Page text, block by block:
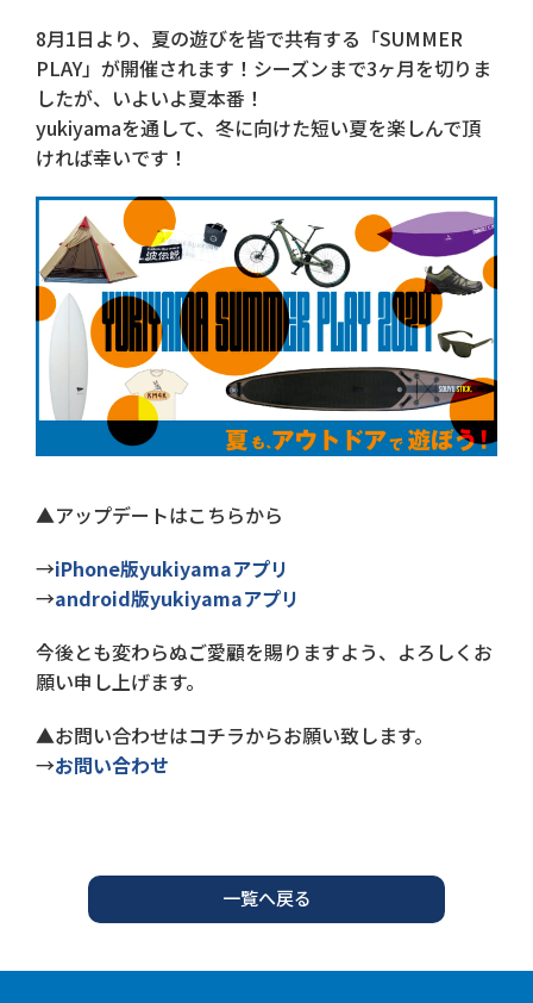
8月1日より、夏の遊びを皆で共有する「SUMMER
PLAY」が開催されます！シーズンまで3ヶ月を切りま
したが、いよいよ夏本番！
yukiyamaを通して、冬に向けた短い夏を楽しんで頂
ければ幸いです！
▲アップデートはこちらから
→iPhone版yukiyamaアプリ
→android版yukiyamaアプリ
今後とも変わらぬご愛顧を賜りますよう、よろしくお
願い申し上げます。
▲お問い合わせはコチラからお願い致します。
→お問い合わせ
一覧へ戻る